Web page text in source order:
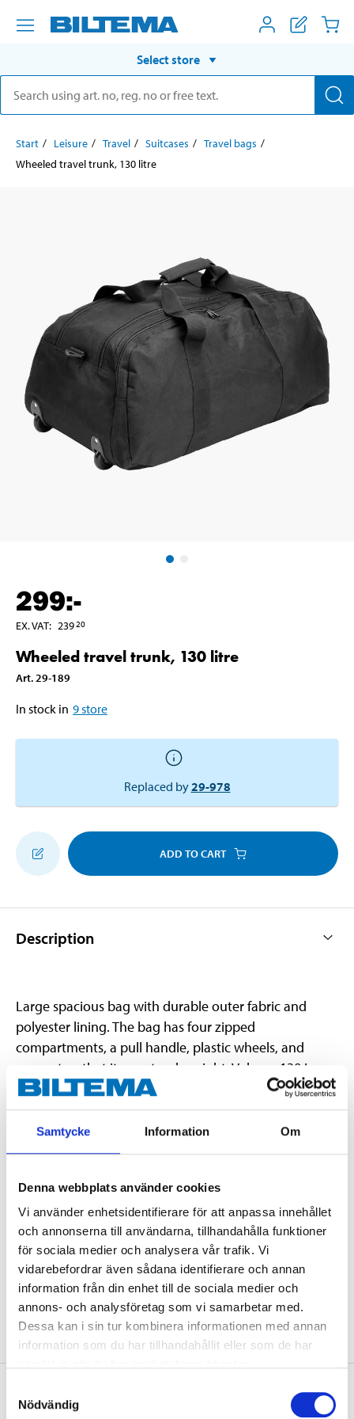
Samtycke Information Om
Denna webbplats använder cookies
Vi använder enhetsidentifierare för att anpassa innehållet
och annonserna till användarna, tillhandahålla funktioner
för sociala medier och analysera vår trafik. Vi
vidarebefordrar även sådana identifierare och annan
information från din enhet till de sociala medier och
annons- och analysföretag som vi samarbetar med.
Dessa kan i sin tur kombinera informationen med annan
information som du har tillhandahållit eller som de har
Nödvändig
Select store
Start Leisure Travel Suitcases
Travel bags
Wheeled travel trunk, 130 litre
299:-
EX. VAT: 23920
Wheeled travel trunk, 130 litre
Art. 29-189
In stock in 9store
Replaced by29-978
ADD TO CART
Description
Large spacious bag with durable outer fabric and
polyester lining. The bag has four zipped
compartments, a pull handle, plastic wheels, and
support so that it can stand upright. Volume 130 L.
Dimensions: (L) 76 x (W) 46 x (H) 35 cm.
Technical specifications
Material
polyester
Length
76 cm
Width
46 cm
Height
35 cm